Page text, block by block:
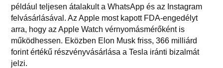
például teljesen átalakult a WhatsApp és az Instagram
felvásárlásával. Az Apple most kapott FDA-engedélyt
arra, hogy az Apple Watch vérnyomásmérőként is
működhessen. Eközben Elon Musk friss, 366 milliárd
forint értékű részvényvásárlása a Tesla iránti bizalmát
jelzi.